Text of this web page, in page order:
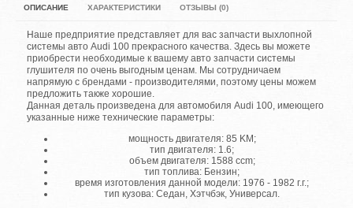
ОПИСАНИЕ ХАРАКТЕРИСТИКИ ОТЗЫВЫ (0)
Наше предприятие представляет для вас запчасти выхлопной
системы авто Audi 100 прекрасного качества. Здесь вы можете
приобрести необходимые к вашему авто запчасти системы
глушителя по очень выгодным ценам. Мы сотрудничаем
напрямую с брендами - производителями, поэтому цены можем
предложить также хорошие.
Данная деталь произведена для автомобиля Audi 100, имеющего
указанные ниже технические параметры:
мощность двигателя: 85 KM;
тип двигателя: 1.6;
объем двигателя: 1588 ccm;
тип топлива: Бензин;
время изготовления данной модели: 1976 - 1982 г.г.;
тип кузова: Седан, Хэтчбэк, Универсал.